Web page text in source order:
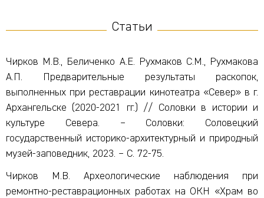
Статьи
Чирков М.В., Беличенко А.Е. Рухмаков С.М., Рухмакова
А.П. Предварительные результаты раскопок,
выполненных при реставрации кинотеатра «Север» в г.
Архангельске (2020-2021 гг.) // Соловки в истории и
культуре Севера. – Соловки: Соловецкий
государственный историко-архитектурный и природный
музей-заповедник, 2023. – С. 72-75.
Чирков М.В. Археологические наблюдения при
ремонтно-реставрационных работах на ОКН «Храм во